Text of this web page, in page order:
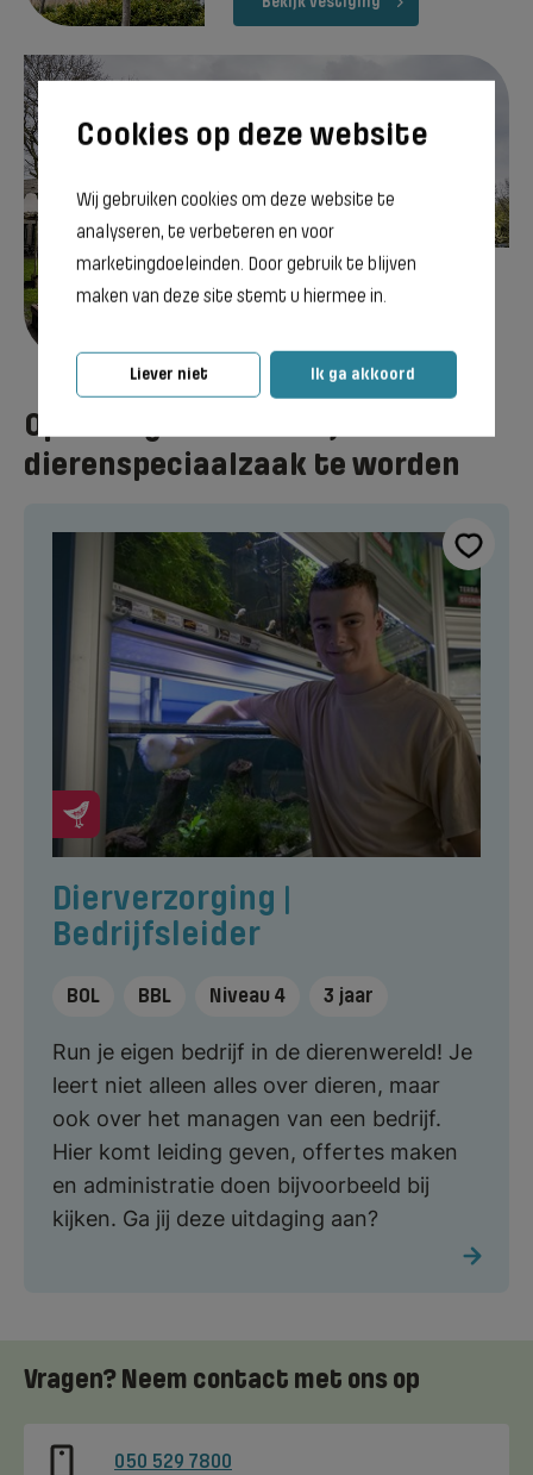
Wij gebruiken cookies om deze website te
analyseren, te verbeteren en voor
marketingdoeleinden. Door gebruik te blijven
maken van deze site stemt u hiermee in.
Liever niet Ik ga akkoord
Emmen
Opleidingen om Bedrijfsleider
dierenspeciaalzaak te worden
Dierverzorging |
Bedrijfsleider
BOL BBL Niveau 4 3 jaar
Run je eigen bedrijf in de dierenwereld! Je
leert niet alleen alles over dieren, maar
ook over het managen van een bedrijf.
Hier komt leiding geven, offertes maken
en administratie doen bijvoorbeeld bij
kijken. Ga jij deze uitdaging aan?
Vragen? Neem contact met ons op
050 529 7800